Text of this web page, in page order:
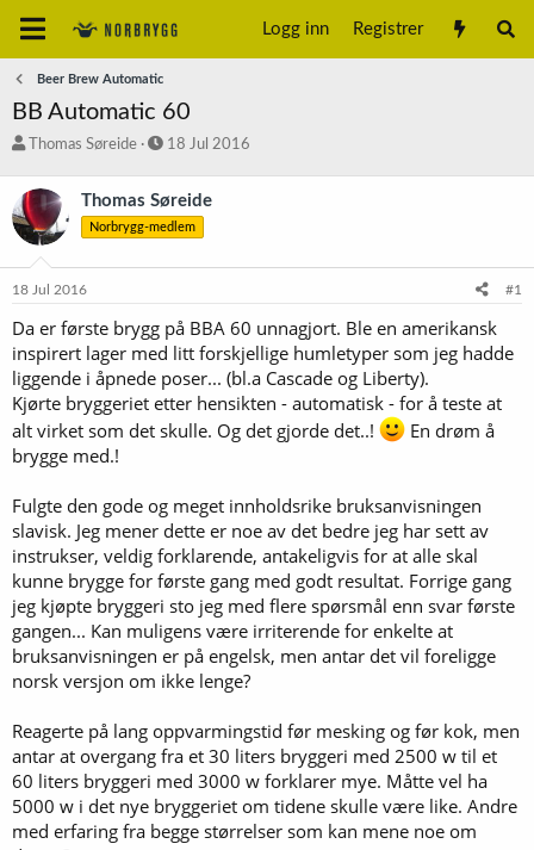
Logg inn Registrer
Beer Brew Automatic
BB Automatic 60
T
å
d
s
a
r
e
r
Thomas Søreide
S
r
t
a
18 Jul 2016
Thomas Søreide
Norbrygg-medlem
18 Jul 2016 #1
Da er første brygg på BBA 60 unnagjort. Ble en amerikansk
inspirert lager med litt forskjellige humletyper som jeg hadde
liggende i åpnede poser... (bl.a Cascade og Liberty).
Kjørte bryggeriet etter hensikten - automatisk - for å teste at
alt virket som det skulle. Og det gjorde det..!
En drøm å
brygge med.!
Fulgte den gode og meget innholdsrike bruksanvisningen
slavisk. Jeg mener dette er noe av det bedre jeg har sett av
instrukser, veldig forklarende, antakeligvis for at alle skal
kunne brygge for første gang med godt resultat. Forrige gang
jeg kjøpte bryggeri sto jeg med flere spørsmål enn svar første
gangen... Kan muligens være irriterende for enkelte at
bruksanvisningen er på engelsk, men antar det vil foreligge
norsk versjon om ikke lenge?
Reagerte på lang oppvarmingstid før mesking og før kok, men
antar at overgang fra et 30 liters bryggeri med 2500 w til et
60 liters bryggeri med 3000 w forklarer mye. Måtte vel ha
5000 w i det nye bryggeriet om tidene skulle være like. Andre
med erfaring fra begge størrelser som kan mene noe om